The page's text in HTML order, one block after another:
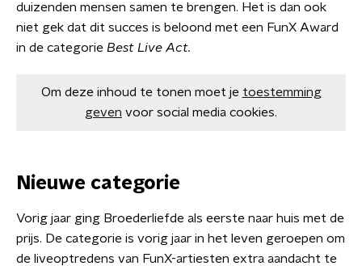
duizenden mensen samen te brengen. Het is dan ook
niet gek dat dit succes is beloond met een FunX Award
in de categorie Best Live Act.
Om deze inhoud te tonen moet je toestemming
geven voor social media cookies.
Nieuwe categorie
Vorig jaar ging Broederliefde als eerste naar huis met de
prijs. De categorie is vorig jaar in het leven geroepen om
de liveoptredens van FunX-artiesten extra aandacht te